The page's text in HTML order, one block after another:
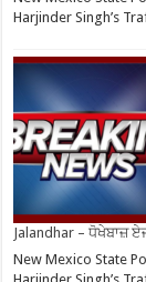
Harjinder Singh’s
Jalandhar – ਧੋਖੇਬਾਜ਼
New Mexico State